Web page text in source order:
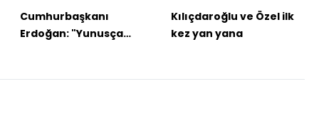
Cumhurbaşkanı
Erdoğan: "Yunusça
Kılıçdaroğlu ve Özel ilk
kez yan yana